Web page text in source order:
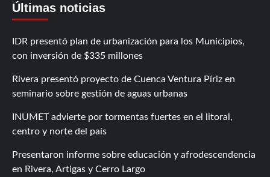
Últimas noticias
IDR presentó plan de urbanización para los Municipios,
con inversión de $335 millones
Rivera presentó proyecto de Cuenca Ventura Píriz en
seminario sobre gestión de aguas urbanas
INUMET advierte por tormentas fuertes en el litoral,
centro y norte del país
Presentaron informe sobre educación y afrodescendencia
en Rivera, Artigas y Cerro Largo